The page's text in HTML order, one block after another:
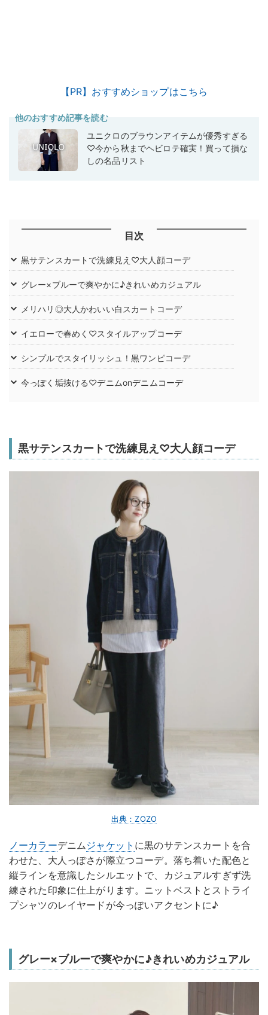
【PR】おすすめショップはこちら
他のおすすめ記事を読む
ユニクロのブラウンアイテムが優秀すぎる
♡今から秋までヘビロテ確実！買って損な
しの名品リスト
目次
黒サテンスカートで洗練見え♡大人顔コーデ
グレー×ブルーで爽やかに♪きれいめカジュアル
メリハリ◎大人かわいい白スカートコーデ
イエローで春めく♡スタイルアップコーデ
シンプルでスタイリッシュ！黒ワンピコーデ
今っぽく垢抜ける♡デニムonデニムコーデ
黒サテンスカートで洗練見え♡大人顔コーデ
出典：ZOZO
ノーカラーデニム ジャケット に黒のサテンスカートを合
わせた、大人っぽさが際立つコーデ。落ち着いた配色と
縦ラインを意識したシルエットで、カジュアルすぎず洗
練された印象に仕上がります。ニットベストとストライ
プシャツのレイヤードが今っぽいアクセントに♪
グレー×ブルーで爽やかに♪きれいめカジュアル